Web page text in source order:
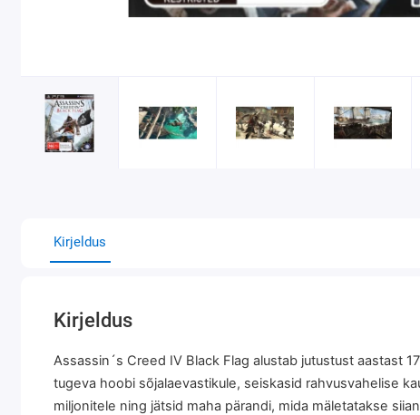
Kirjeldus
Kirjeldus
Assassin´s Creed IV Black Flag alustab jutustust aastast
tugeva hoobi sõjalaevastikule, seiskasid rahvusvahelise
miljonitele ning jätsid maha pärandi, mida mäletatakse